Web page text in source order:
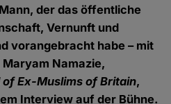
der das öffentliche
Vernunft und
vorangebracht habe – mit
Namazie,
of Ex-Muslims of Britain,
Interview auf der Bühne.